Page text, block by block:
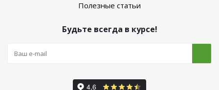
Полезные статьи
Будьте всегда в курсе!